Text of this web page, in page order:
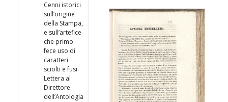
Cenni istorici
sull’origine
della Stampa,
e sull’artefice
che primo
fece uso di
caratteri
sciolti e fusi.
Lettera al
Direttore
dell’Antologia